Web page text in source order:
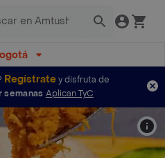
Regístratey disfruta de
semanas Aplican TyC